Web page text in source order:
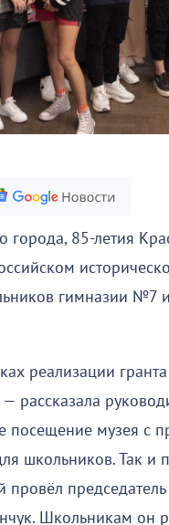
85-летия
гимназии №7
реализации
музея с
школьников. Так и
Школьникам он